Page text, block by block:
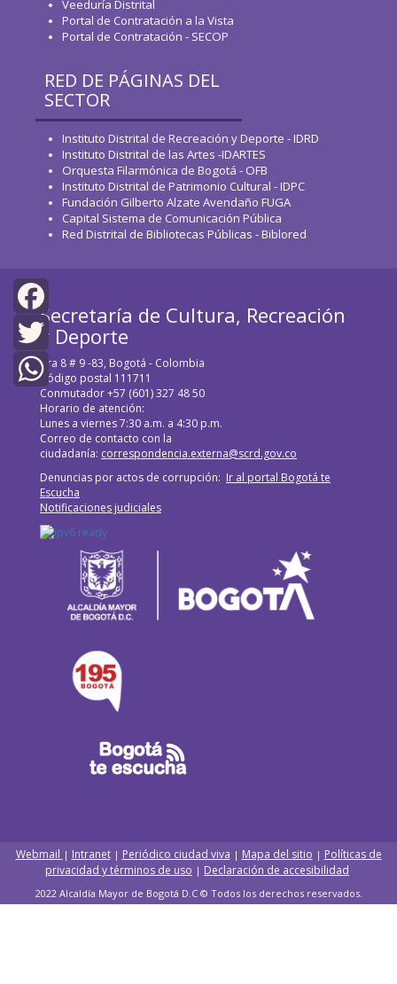
Facebook
Twitter
WhatsApp
Veeduría Distrital
Portal de Contratación a la Vista
Portal de Contratación - SECOP
RED DE PÁGINAS DEL
SECTOR
Instituto Distrital de Recreación y Deporte - IDRD
Instituto Distrital de las Artes -IDARTES
Orquesta Filarmónica de Bogotá - OFB
Instituto Distrital de Patrimonio Cultural - IDPC
Fundación Gilberto Alzate Avendaño FUGA
Capital Sistema de Comunicación Pública
Red Distrital de Bibliotecas Públicas - Biblored
Secretaría de Cultura, Recreación
y Deporte
Cra 8 # 9 -83, Bogotá - Colombia
Código postal 111711
Conmutador +57 (601) 327 48 50
Horario de atención:
Lunes a viernes 7:30 a.m. a 4:30 p.m.
Correo de contacto con la
ciudadanía: correspondencia.externa@scrd.gov.co
Denuncias por actos de corrupción: Ir al portal Bogotá te
Escucha
Notificaciones judiciales
Webmail | Intranet| Periódico ciudad viva | Mapa del sitio | Políticas de
privacidad y términos de uso | Declaración de accesibilidad
2022 Alcaldía Mayor de Bogotá D.C © Todos los derechos reservados.